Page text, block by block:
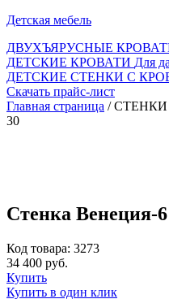
Детская мебель
ДВУХЪЯРУСНЫЕ
ДЕТСКИЕ КРОВАТИ Для
ДЕТСКИЕ СТЕНКИ С
Скачать прайс-лист
Главная страница / СТЕНКИ
30
Стенка Венеция-6
Код товара: 3273
34 400 руб.
Купить
Купить в один клик